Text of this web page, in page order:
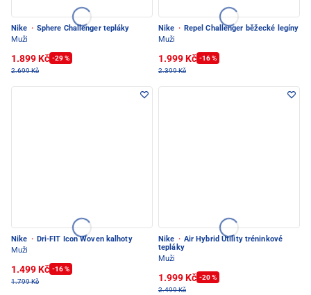
Nike · Sphere Challenger tepláky
Muži
1.899 Kč -29 %
2.699 Kč
Nike · Repel Challenger běžecké legíny
Muži
1.999 Kč -16 %
2.399 Kč
Nike · Dri-FIT Icon Woven kalhoty
Muži
1.499 Kč -16 %
1.799 Kč
Nike · Air Hybrid Utility tréninkové
tepláky
Muži
1.999 Kč -20 %
2.499 Kč